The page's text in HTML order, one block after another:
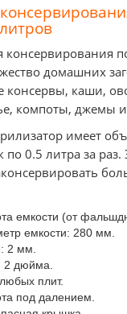
консервирования
домашних
консервы, каши,
компоты, джемы
имеет
0.5 литра за раз.
емкости (от
емкости: 280 мм.
2 мм.
2 дюйма.
плит.
под далением.